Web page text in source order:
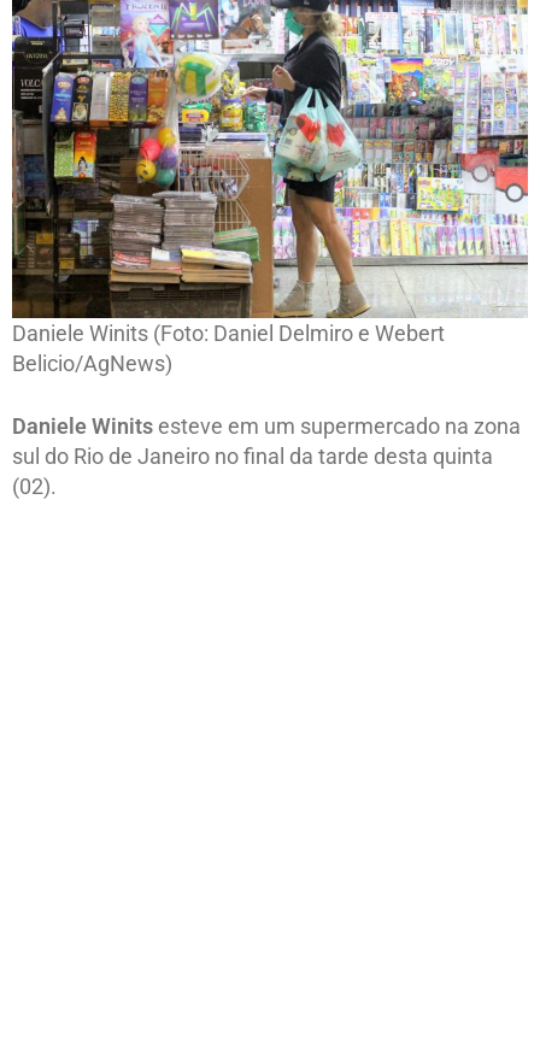
Daniele Winits (Foto: Daniel Delmiro e Webert
Belicio/AgNews)
Daniele Winitsesteve em um supermercado na zona
sul do Rio de Janeiro no final da tarde desta quinta
(02).